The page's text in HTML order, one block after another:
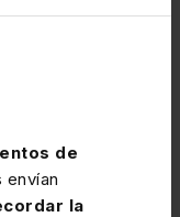
de
la
Aplicaciones